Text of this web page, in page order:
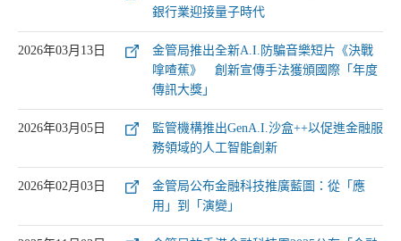
銀行業迎接量子時代
2026年03月13日
金管局推出全新A.I.防騙音樂短片《決戰
嗱喳蕉》 創新宣傳手法獲頒國際「年度
傳訊大獎」
2026年03月05日
監管機構推出GenA.I.沙盒++以促進金融服
務領域的人工智能創新
2026年02月03日
金管局公布金融科技推廣藍圖：從「應
用」到「演變」